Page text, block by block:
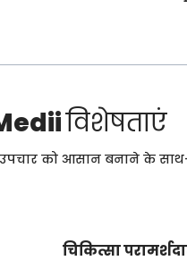
विशेषताएं
को आसान बनाने के साथ-
चिकित्सा